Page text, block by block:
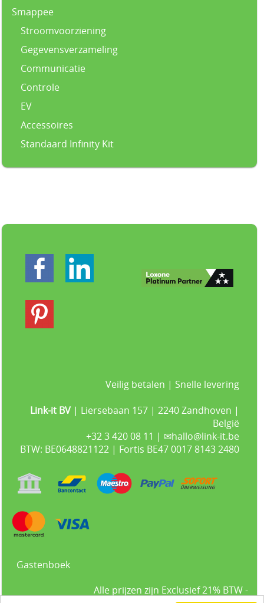
Smappee
Stroomvoorziening
Gegevensverzameling
Communicatie
Controle
EV
Accessoires
Standaard Infinity Kit
Veilig betalen | Snelle levering
Link-it BV | Liersebaan 157 | 2240 Zandhoven |
België
+32 3 420 08 11 | ✉hallo@link-it.be
BTW: BE0648821122 | Fortis BE47 0017 8143 2480
Gastenboek
Alle prijzen zijn Exclusief 21% BTW -